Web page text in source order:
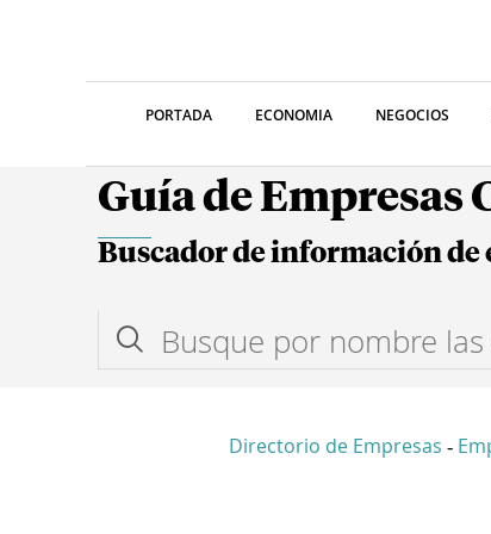
PORTADA ECONOMIA NEGOCIOS
Guía de Empresas
Buscador de información de
Directorio de Empresas -